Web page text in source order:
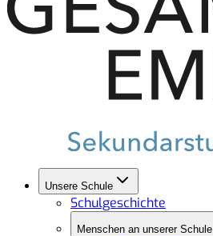
Unsere Schule
Schulgeschichte
Menschen an unserer Schule